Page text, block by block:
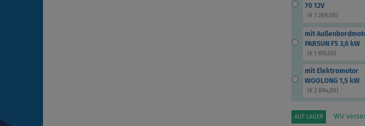
70 12V
(€ 1 289,00)
mit
PARSUN F5 3,6 kW
(€ 1 619,00)
mit Elektromotor
WOOLONG 1,5 kW
(€ 2 894,00)
AUF LAGER Wir